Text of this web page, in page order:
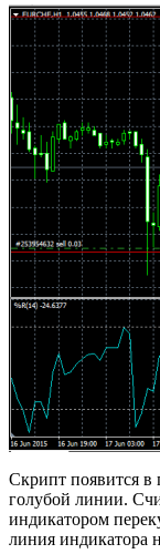
Скрипт появится в
голубой линии.
индикатором
линия индикатора